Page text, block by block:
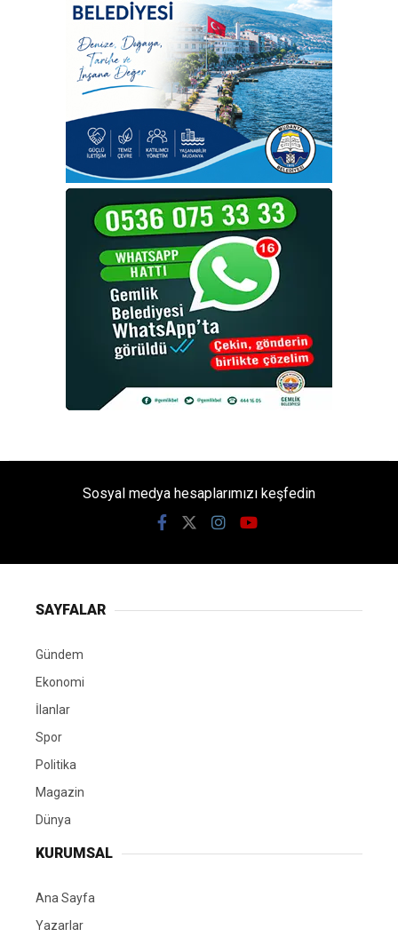
Sosyal medya hesaplarımızı keşfedin
SAYFALAR
Gündem
Ekonomi
İlanlar
Spor
Politika
Magazin
Dünya
KURUMSAL
Ana Sayfa
Yazarlar